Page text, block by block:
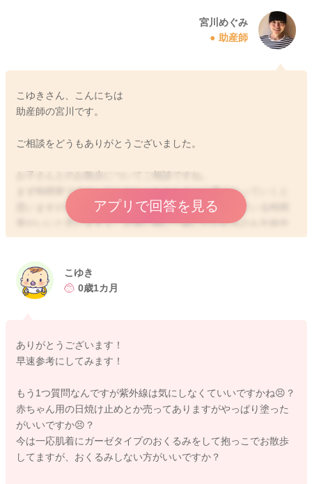
宮川めぐみ
助産師
こゆきさん、こんにちは
助産師の宮川です。
ご相談をどうもありがとうございました。
お子さんとのお散歩についてご相談ですね。
まず時間帯ですが、だんだんこれからさらに暑くなっていくと
思いますので、朝のうちや夕方近くの日が少し陰っている時間
帯がいいと思いますよ。お買い物に一緒に行かれるのも午前中
の方が人出も少なくていいと思います。お買い物も今ぐらいか
ら空いている時間帯を狙っていかれてみてもいいと思います
よ。
寝ていても、少し起こしてしまうこともあるかもしれません
が、そのあとのことを考えても今しか出るタイミングがないと
すよ。出かけているうちにまた眠るようになるかと思います。
こゆきさんの体調も見ていただきつつ、時間を少しずつ伸ばし
ていかれるといいですよ。5分でなくても10分15分ぐらいか
ら、ご近所を少しお散歩してみることから始めていただくので
いいと思います。気分転換に無理のない程度にしてみてくださ
アプリで回答を見る
こゆき
0歳1カ月
ありがとうございます！
早速参考にしてみます！
もう1つ質問なんですが紫外線は気にしなくていいですかね😣？
赤ちゃん用の日焼け止めとか売ってありますがやっぱり塗った
がいいですか😣？
今は一応肌着にガーゼタイプのおくるみをして抱っこでお散歩
してますが、おくるみしない方がいいですか？